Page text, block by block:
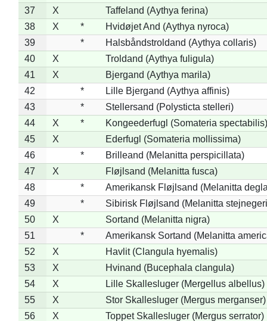
37
X
Taffeland (Aythya ferina)
38
X *
Hvidøjet And (Aythya nyroca)
39
*
Halsbåndstroldand (Aythya collaris)
40
X
Troldand (Aythya fuligula)
41
X
Bjergand (Aythya marila)
42
*
Lille Bjergand (Aythya affinis)
43
*
Stellersand (Polysticta stelleri)
44
X *
Kongeederfugl (Somateria spectabilis)
45
X
Ederfugl (Somateria mollissima)
46
*
Brilleand (Melanitta perspicillata)
47
X
Fløjlsand (Melanitta fusca)
48
*
Amerikansk Fløjlsand (Melanitta
49
*
Sibirisk Fløjlsand (Melanitta
50
X
Sortand (Melanitta nigra)
51
*
Amerikansk Sortand (Melanitta
52
X
Havlit (Clangula hyemalis)
53
X
Hvinand (Bucephala clangula)
54
X
Lille Skallesluger (Mergellus albellus)
55
X
Stor Skallesluger (Mergus merganser)
56
X
Toppet Skallesluger (Mergus serrator)